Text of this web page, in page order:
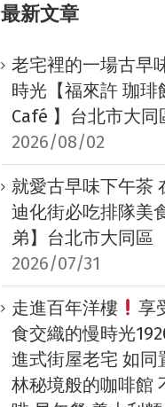
最新文章
老宅裡的一場古早
時光【福來許 珈琲
Café 】台北市大同
2026/08/02
就愛古早味下午茶
迪化街必吃排隊美
弟】台北市大同區
2026/07/31
走進百年洋樓
享
食交織的慢時光
進式街屋老宅 如同
林秘境般的咖啡館